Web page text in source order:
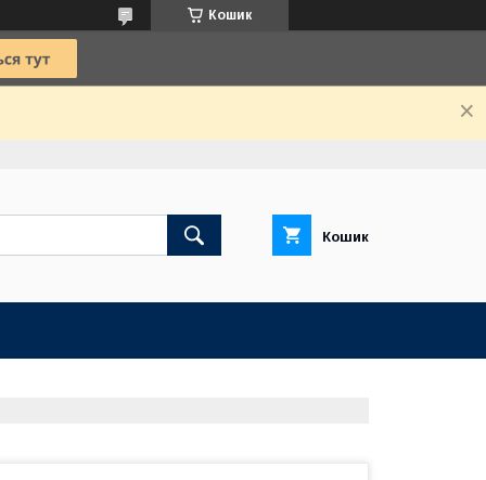
Кошик
Кошик